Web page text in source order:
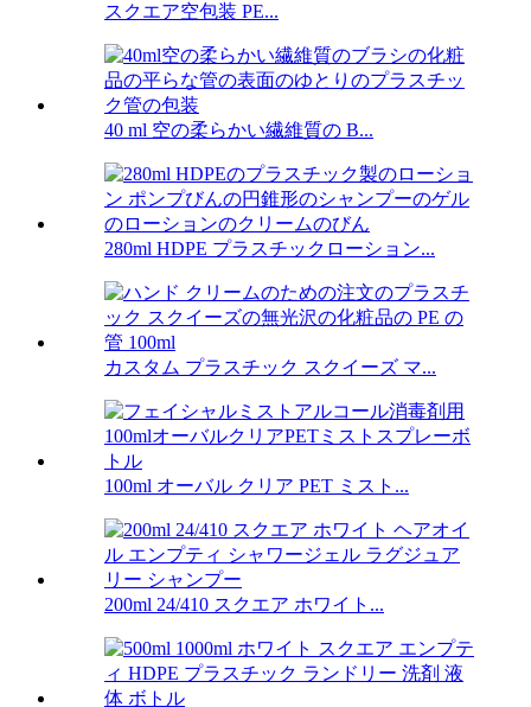
スクエア空包装 PE...
40 ml 空の柔らかい繊維質の B...
280ml HDPE プラスチックローション...
カスタム プラスチック スクイーズ マ...
100ml オーバル クリア PET ミスト...
200ml 24/410 スクエア ホワイト...